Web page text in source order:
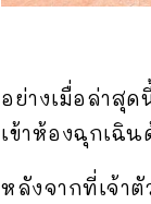
อย่างเมื่อล่าสุ
เข้าห้องฉุกเฉิ
หลังจากที่เจ้า